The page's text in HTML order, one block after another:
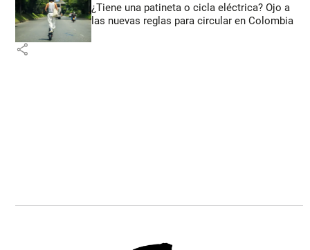
¿Tiene una patineta o cicla eléctrica? Ojo a
las nuevas reglas para circular en Colombia
share